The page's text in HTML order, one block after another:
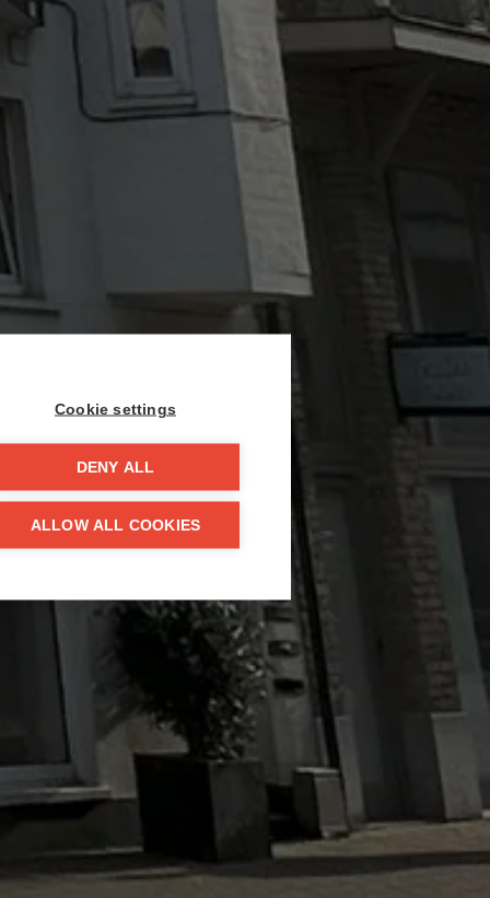
Cookie settings
DENY ALL
ALLOW ALL COOKIES